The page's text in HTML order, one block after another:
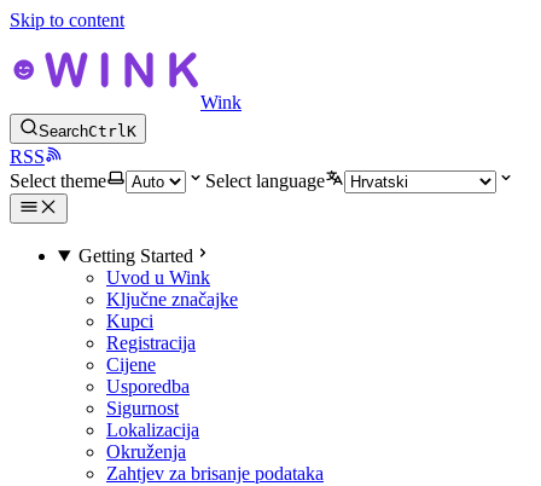
Skip to content
Wink
SearchCtrlK
RSS
Select theme
Select language
Getting Started
Uvod u Wink
Ključne značajke
Kupci
Registracija
Cijene
Usporedba
Sigurnost
Lokalizacija
Okruženja
Zahtjev za brisanje podataka